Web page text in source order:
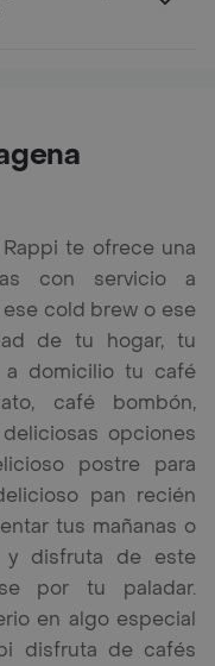
te ofrece una
con servicio a
cold brew o ese
de tu hogar, tu
a domicilio tu café
café bombón,
opciones
postre para
pan recién
tus mañanas o
y disfruta de este
por tu paladar.
en algo especial
disfruta de cafés